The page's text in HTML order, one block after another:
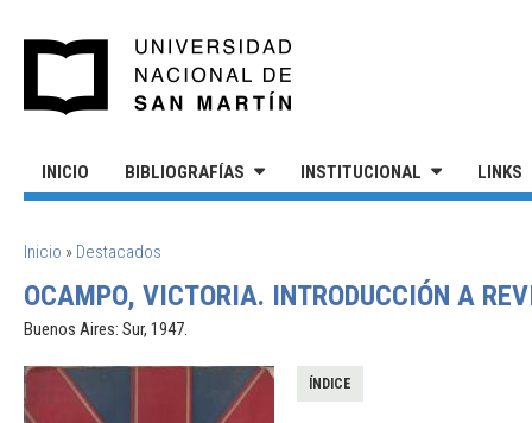
INICIO BIBLIOGRAFÍAS INSTITUCIONAL LINKS
SE ENCUENTRA USTED AQUÍ
Inicio » Destacados
OCAMPO, VICTORIA. INTRODUCCIÓN A
Buenos Aires: Sur, 1947.
ÍNDICE